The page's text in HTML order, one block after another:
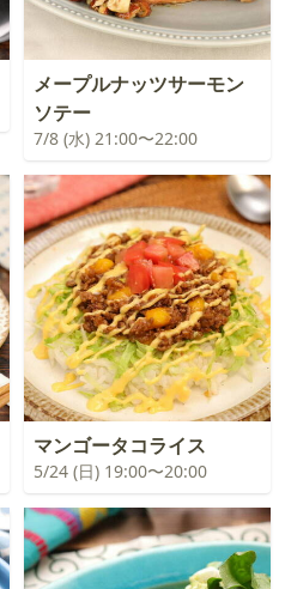
メープルナッツサーモン
ソテー
7/8 (水) 21:00〜22:00
マンゴータコライス
5/24 (日) 19:00〜20:00